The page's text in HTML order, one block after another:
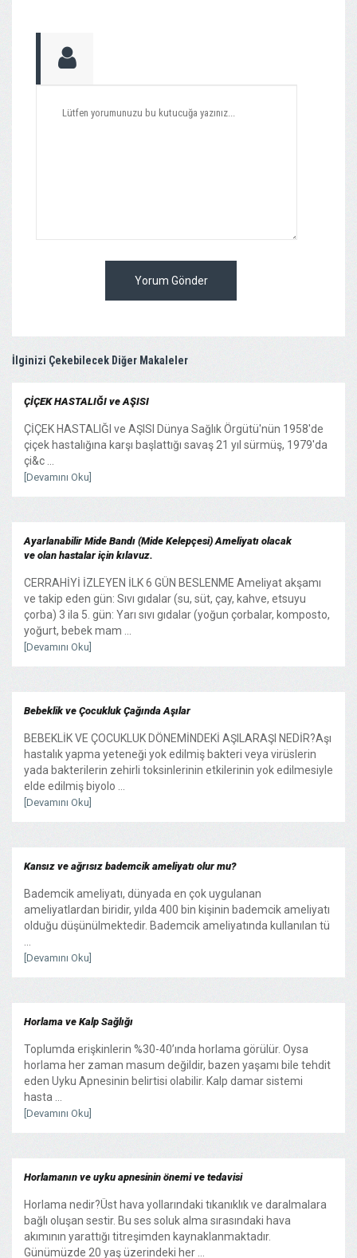
Yorum Gönder
İlginizi Çekebilecek Diğer Makaleler
ÇİÇEK HASTALIĞI ve AŞISI
ÇİÇEK HASTALIĞI ve AŞISI Dünya Sağlık Örgütü'nün 1958'de
çiçek hastalığına karşı başlattığı savaş 21 yıl sürmüş, 1979'da
çi&c ...
[Devamını Oku]
Ayarlanabilir Mide Bandı (Mide Kelepçesi) Ameliyatı olacak
ve olan hastalar için kılavuz.
CERRAHİYİ İZLEYEN İLK 6 GÜN BESLENME Ameliyat akşamı
ve takip eden gün: Sıvı gıdalar (su, süt, çay, kahve, etsuyu
çorba) 3 ila 5. gün: Yarı sıvı gıdalar (yoğun çorbalar, komposto,
yoğurt, bebek mam ...
[Devamını Oku]
Bebeklik ve Çocukluk Çağında Aşılar
BEBEKLİK VE ÇOCUKLUK DÖNEMİNDEKİ AŞILARAŞI NEDİR?Aşı
hastalık yapma yeteneği yok edilmiş bakteri veya virüslerin
yada bakterilerin zehirli toksinlerinin etkilerinin yok edilmesiyle
elde edilmiş biyolo ...
[Devamını Oku]
Kansız ve ağrısız bademcik ameliyatı olur mu?
Bademcik ameliyatı, dünyada en çok uygulanan
ameliyatlardan biridir, yılda 400 bin kişinin bademcik ameliyatı
olduğu düşünülmektedir. Bademcik ameliyatında kullanılan tü
[Devamını Oku]
Horlama ve Kalp Sağlığı
Toplumda erişkinlerin %30-40’ında horlama görülür. Oysa
horlama her zaman masum değildir, bazen yaşamı bile tehdit
eden Uyku Apnesinin belirtisi olabilir. Kalp damar sistemi
hasta ...
[Devamını Oku]
Horlamanın ve uyku apnesinin önemi ve tedavisi
Horlama nedir?Üst hava yollarındaki tıkanıklık ve daralmalara
bağlı oluşan sestir. Bu ses soluk alma sırasındaki hava
akımının yarattığı titreşimden kaynaklanmaktadır.
Günümüzde 20 yaş üzerindeki her ...